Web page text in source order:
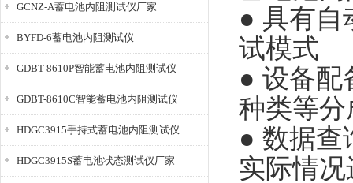
GCNZ-A蓄电池内阻测试仪厂家
BYFD-6蓄电池内阻测试仪
GDBT-8610P智能蓄电池内阻测试仪
GDBT-8610C智能蓄电池内阻测试仪
HDGC3915手持式蓄电池内阻测试仪厂家
HDGC3915S蓄电池状态测试仪厂家
● 具有自
试模式
● 设备配
种类等
● 数据查
实际情